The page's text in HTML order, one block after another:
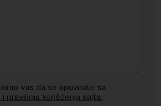
vas da se upoznate sa
pravilima korišćenja sajta.